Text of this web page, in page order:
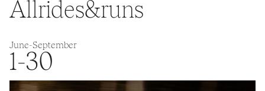
June-September
1-30
Allrides&runs